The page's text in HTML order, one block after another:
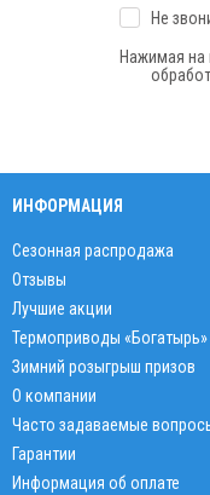
Не
Нажимая на
ИНФОРМАЦИЯ
Сезонная распродажа
Отзывы
Лучшие акции
Термоприводы «Богатырь»
Зимний розыгрыш призов
О компании
Часто задаваемые
Гарантии
Информация об оплате